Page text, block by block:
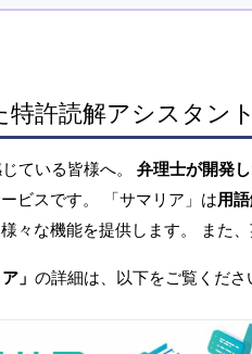
許読解アシスタン
ている皆様へ。 弁理士が開発
ビスです。 「サマリア」は用
々な機能を提供します。 また
」 の詳細は、以下をご覧くださ